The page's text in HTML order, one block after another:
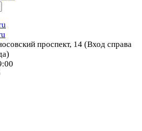
проспект, 14 (Вход справа